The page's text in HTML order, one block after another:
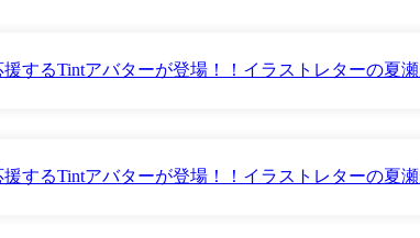
するTintアバターが登場！！イラストレターの夏
するTintアバターが登場！！イラストレターの夏